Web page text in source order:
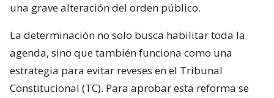
una grave alteración del orden público.
La determinación no solo busca habilitar toda la
agenda, sino que también funciona como una
estrategia para evitar reveses en el Tribunal
Constitucional (TC). Para aprobar esta reforma se